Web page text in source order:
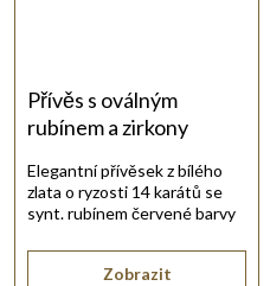
Přívěs s oválným
rubínem a zirkony
Zobrazit
Elegantní přívěsek z bílého
zlata o ryzosti 14 karátů se
synt. rubínem červené barvy